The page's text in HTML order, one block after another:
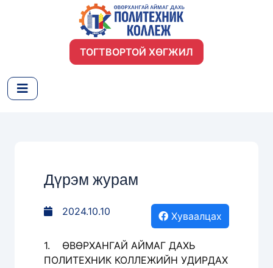
ТОГТВОРТОЙ ХӨГЖИЛ
Дүрэм журам
2024.10.10 Хуваалцах
1. ӨВӨРХАНГАЙ АЙМАГ ДАХЬ
ПОЛИТЕХНИК КОЛЛЕЖИЙН УДИРДАХ